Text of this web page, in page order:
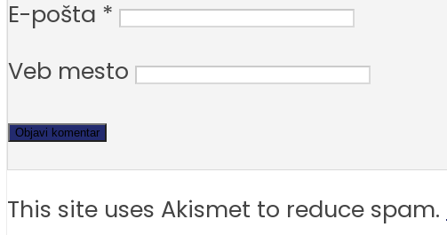
E-pošta *
Veb mesto
This site uses Akismet to reduce spam.